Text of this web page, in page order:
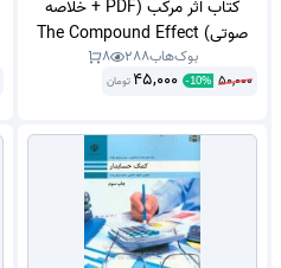
کتاب اثر مرکب (PDF + خلاصه
صوتی) The Compound Effect
بوک‌هاب288
8
50,000
-10%
45,000 تومان